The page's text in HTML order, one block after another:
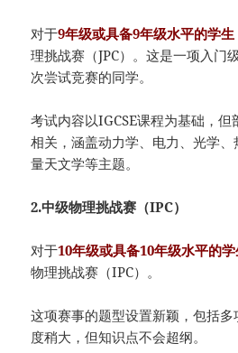
对于9年级或具备9年级水平的学生
理挑战赛（JPC）。这是一项入门
次尝试竞赛的同学。
考试内容以IGCSE课程为基础，
相关，涵盖动力学、电力、光学
量天文学等主题。
2.中级物理挑战赛（IPC）
对于10年级或具备10年级水平的学
物理挑战赛（IPC）。
这项赛事的题型设置新颖，包括
度稍大，但知识点不会超纲。